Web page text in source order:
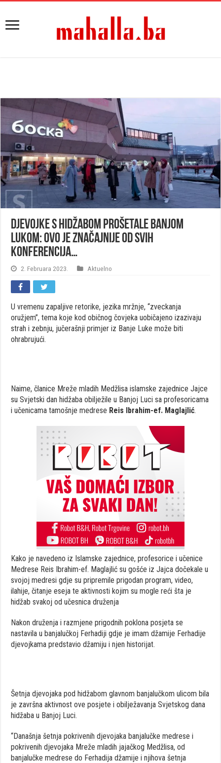
Djevojke s hidžabom prošetale Banjom
Lukom: Ovo je značajnije od svih
konferencija…
2. Februara 2023. Aktuelno
U vremenu zapaljive retorike, jezika mržnje, “zveckanja
oružjem”, tema koje kod običnog čovjeka uobičajeno izazivaju
strah i zebnju, jučerašnji primjer iz Banje Luke može biti
ohrabrujući.
Naime, članice Mreže mladih Medžlisa islamske zajednice Jajce
su Svjetski dan hidžaba obilježile u Banjoj Luci sa profesoricama
i učenicama tamošnje medrese Reis Ibrahim-ef. Maglajlić.
Kako je navedeno iz Islamske zajednice, profesorice i učenice
Medrese Reis Ibrahim-ef. Maglajlić su gošće iz Jajca dočekale u
svojoj medresi gdje su pripremile prigodan program, video,
ilahije, čitanje eseja te aktivnosti kojim su mogle reći šta je
hidžab svakoj od učesnica druženja
Nakon druženja i razmjene prigodnih poklona posjeta se
nastavila u banjalučkoj Ferhadiji gdje je imam džamije Ferhadije
djevojkama predstavio džamiju i njen historijat.
Šetnja djevojaka pod hidžabom glavnom banjalučkom ulicom bila
je završna aktivnost ove posjete i obilježavanja Svjetskog dana
hidžaba u Banjoj Luci.
“Današnja šetnja pokrivenih djevojaka banjalučke medrese i
pokrivenih djevojaka Mreže mladih jajačkog Medžlisa, od
banjalučke medrese do Ferhadija džamije i njihova šetnja